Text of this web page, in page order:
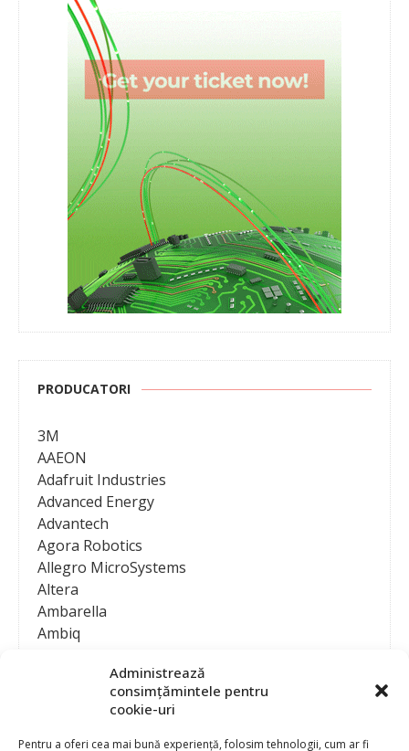
Administrează
consimțămintele pentru
cookie-uri
Pentru a oferi cea mai bună experiență, folosim tehnologii, cum ar fi
PRODUCATORI
3M
AAEON
Adafruit Industries
Advanced Energy
Advantech
Agora Robotics
Allegro MicroSystems
Altera
Ambarella
Ambiq
Analog Devices
Anritsu Corporation
Ansys